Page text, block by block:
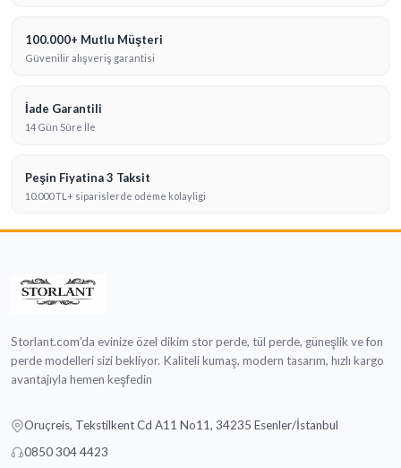
100.000+ Mutlu Müşteri
Güvenilir alışveriş garantisi
İade Garantili
14 Gün Süre İle
Peşin Fiyatina 3 Taksit
10.000 TL+ siparislerde odeme kolayligi
Storlant.com’da evinize özel dikim stor perde, tül perde, güneşlik ve fon
perde modelleri sizi bekliyor. Kaliteli kumaş, modern tasarım, hızlı kargo
avantajıyla hemen keşfedin
Oruçreis, Tekstilkent Cd A11 No11, 34235 Esenler/İstanbul
0850 304 4423